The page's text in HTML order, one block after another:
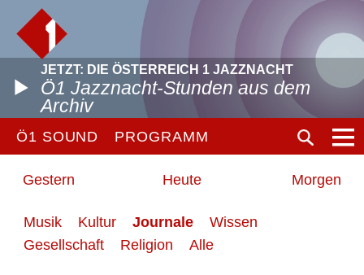
JETZT: DIE ÖSTERREICH 1 JAZZNACHT
Ö1 Jazznacht-Stunden aus dem
Archiv
Ö1 SOUND PROGRAMM
Gestern Heute Morgen
Musik Kultur Journale
Wissen
Gesellschaft
Religion Alle